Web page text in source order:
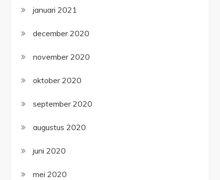
januari 2021
december 2020
november 2020
oktober 2020
september 2020
augustus 2020
juni 2020
mei 2020